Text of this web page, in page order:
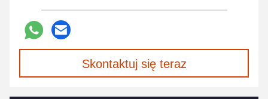
Skontaktuj się teraz